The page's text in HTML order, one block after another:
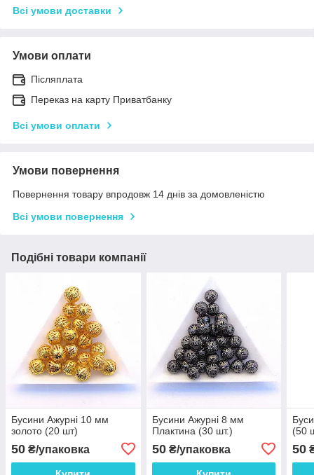
Всі умови доставки
Умови оплати
Післяплата
Переказ на карту Приватбанку
Всі умови оплати
Умови повернення
Повернення товару впродовж 14 днів за домовленістю
Всі умови повернення
Подібні товари компанії
Бусини Ажурні 10 мм
золото (20 шт)
50 ₴/упаковка
Бусини Ажурні 8 мм
Плактина (30 шт.)
50₴/упаковка
(50
50